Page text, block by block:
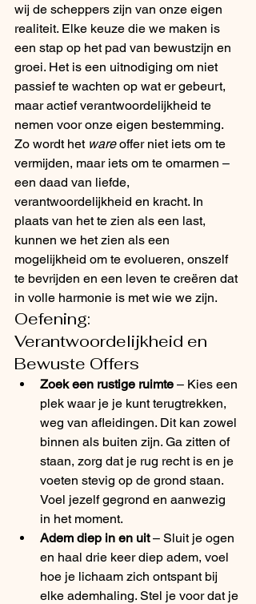
wij de scheppers zijn van onze eigen
realiteit. Elke keuze die we maken is
een stap op het pad van bewustzijn en
groei. Het is een uitnodiging om niet
passief te wachten op wat er gebeurt,
maar actief verantwoordelijkheid te
nemen voor onze eigen bestemming.
Zo wordt het ware offer niet iets om te
vermijden, maar iets om te omarmen –
een daad van liefde,
verantwoordelijkheid en kracht. In
plaats van het te zien als een last,
kunnen we het zien als een
mogelijkheid om te evolueren, onszelf
te bevrijden en een leven te creëren dat
in volle harmonie is met wie we zijn.
Oefening:
Verantwoordelijkheid en
Bewuste Offers
Zoek een rustige ruimte – Kies een
plek waar je je kunt terugtrekken,
weg van afleidingen. Dit kan zowel
binnen als buiten zijn. Ga zitten of
staan, zorg dat je rug recht is en je
voeten stevig op de grond staan.
Voel jezelf gegrond en aanwezig
in het moment.
Adem diep in en uit – Sluit je ogen
en haal drie keer diep adem, voel
hoe je lichaam zich ontspant bij
elke ademhaling. Stel je voor dat je